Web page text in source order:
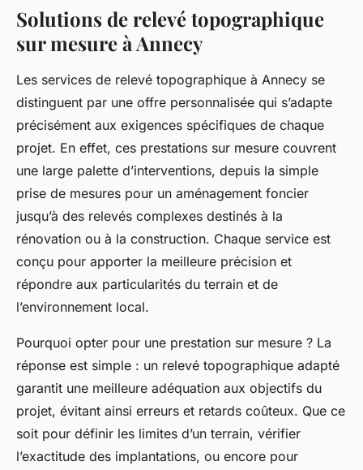
Solutions de relevé topographique
sur mesure à Annecy
Les services de relevé topographique à Annecy se
distinguent par une offre personnalisée qui s’adapte
précisément aux exigences spécifiques de chaque
projet. En effet, ces prestations sur mesure couvrent
une large palette d’interventions, depuis la simple
prise de mesures pour un aménagement foncier
jusqu’à des relevés complexes destinés à la
rénovation ou à la construction. Chaque service est
conçu pour apporter la meilleure précision et
répondre aux particularités du terrain et de
l’environnement local.
Pourquoi opter pour une prestation sur mesure ? La
réponse est simple : un relevé topographique adapté
garantit une meilleure adéquation aux objectifs du
projet, évitant ainsi erreurs et retards coûteux. Que ce
soit pour définir les limites d’un terrain, vérifier
l’exactitude des implantations, ou encore pour